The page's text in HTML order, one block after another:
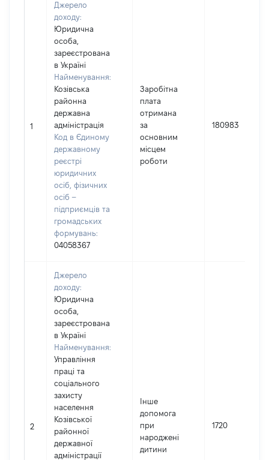
1
Джерело
доходу:
Юридична
особа,
зареєстрована
в Україні
Найменування:
Козівська
районна
державна
адміністрація
Код в Єдиному
державному
реєстрі
юридичних
осіб, фізичних
осіб –
підприємців та
громадських
формувань:
04058367
Заробітна
плата
отримана
за
основним
місцем
роботи
180983
2
Джерело
доходу:
Юридична
особа,
зареєстрована
в Україні
Найменування:
Управління
праці та
соціального
захисту
населення
Козівської
районної
державної
адміністрації
Інше
допомога
при
народжені
дитини
1720